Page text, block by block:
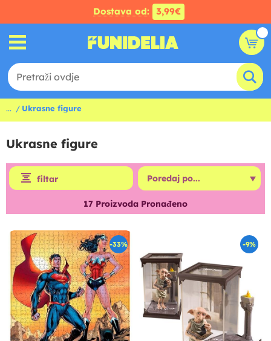
Dostava od: 3,99€
... Ukrasne figure
Ukrasne figure
filtar
17 Proizvoda Pronađeno
-33% -9%